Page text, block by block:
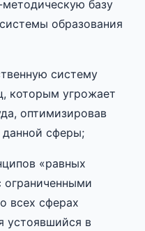
базу
образования
систему
которым угрожает
оптимизировав
данной сферы;
«равных
ограниченными
всех сферах
устоявшийся в